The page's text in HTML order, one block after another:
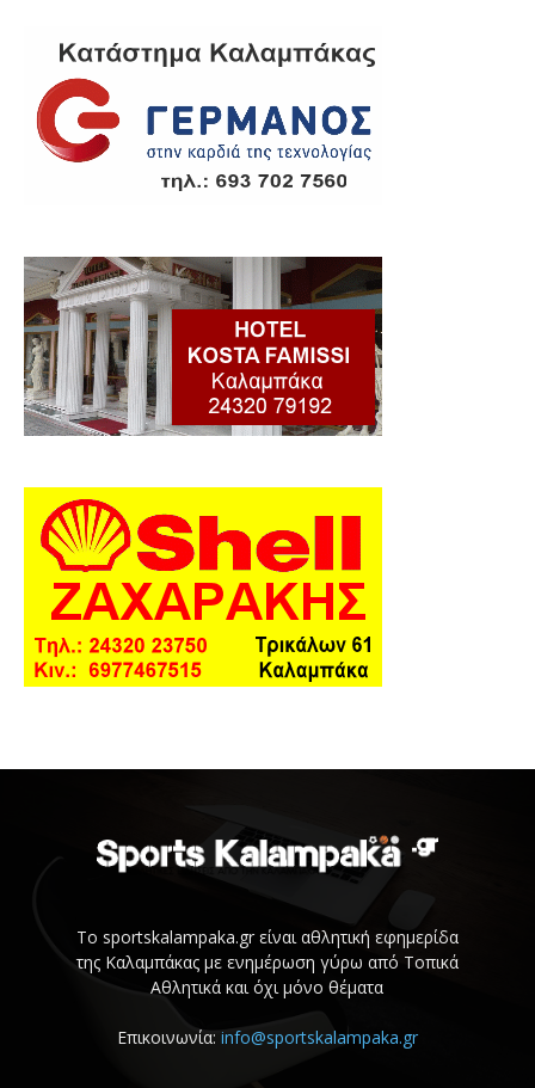
Το sportskalampaka.gr είναι αθλητική εφημερίδα
της Καλαμπάκας με ενημέρωση γύρω από Τοπικά
Αθλητικά και όχι μόνο θέματα
Επικοινωνία: info@sportskalampaka.gr